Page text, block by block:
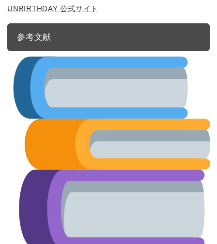
UNBIRTHDAY 公式サイト
参考文献